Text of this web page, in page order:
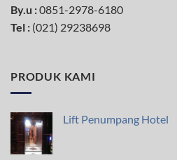
By.u :0851-2978-6180
Tel : (021) 29238698
PRODUK KAMI
Lift Penumpang Hotel